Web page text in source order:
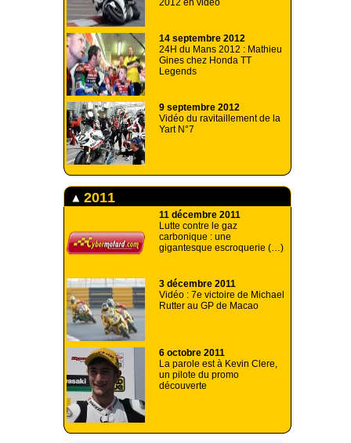
2012 en vidéo
14 septembre 2012
24H du Mans 2012 : Mathieu
Gines chez Honda TT
Legends
9 septembre 2012
Vidéo du ravitaillement de la
Yart N°7
2011
11 décembre 2011
Lutte contre le gaz
carbonique : une
gigantesque escroquerie (…)
3 décembre 2011
Vidéo : 7e victoire de Michael
Rutter au GP de Macao
6 octobre 2011
La parole est à Kevin Clere,
un pilote du promo
découverte